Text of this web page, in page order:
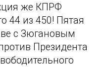
же КПРФ
44 из 450! Пятая
с Зюгановым
Президента